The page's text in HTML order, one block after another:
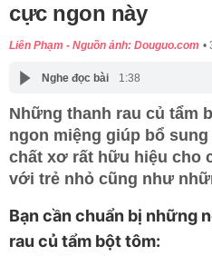
cực ngon này
Liên Phạm - Nguồn ảnh: Douguo.com
Nghe đọc bài 1:38
Những thanh rau củ tẩm
ngon miệng giúp bổ
chất xơ rất hữu hiệu cho
với trẻ nhỏ cũng như
Bạn cần chuẩn bị những
rau củ tẩm bột tôm: